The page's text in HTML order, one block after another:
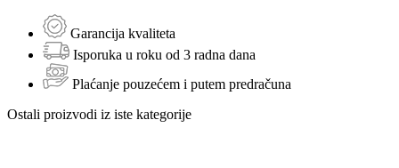
Garancija kvaliteta
Isporuka u roku od 3 radna dana
Plaćanje pouzećem i putem predračuna
Ostali proizvodi iz iste kategorije